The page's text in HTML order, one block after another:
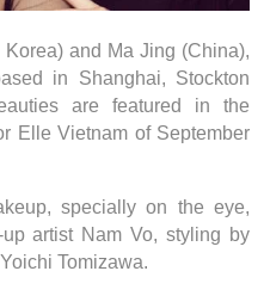
and Ma Jing (China),
in Shanghai, Stockton
are featured in the
Elle Vietnam of September
specially on the eye,
artist Nam Vo, styling by
Tomizawa.